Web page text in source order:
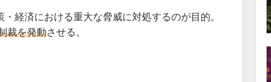
経済における重大な脅威に対処するのが目的。
裁を発動させる。